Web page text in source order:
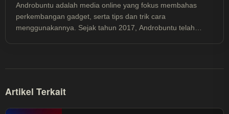
Androbuntu adalah media online yang fokus membahas
perkembangan gadget, serta tips dan trik cara
menggunakannya. Sejak tahun 2017, Androbuntu telah
Artikel Terkait